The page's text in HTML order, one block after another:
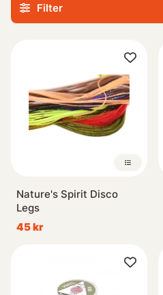
Filter
Nature's Spirit Disco
Legs
45 kr